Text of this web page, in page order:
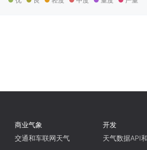
商业气象
交通和车联网天气
开发
天气数据API